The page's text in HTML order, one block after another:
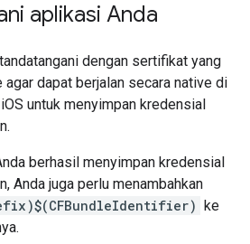
aplikasi Anda
dengan sertifikat yang
dapat berjalan secara native di
untuk menyimpan kredensial
berhasil menyimpan kredensial
Anda juga perlu menambahkan
ke